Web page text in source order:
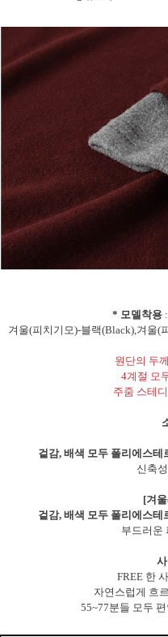
* 모델착용:
겨울(피치기모)-블랙(Black),겨울(
원단의 두
4계절 모
주줌 스테
겉감, 배색 모두 폴리에스
신축
[겨
겉감, 배색 모두 폴리에스
부드러운
FREE 한
자연스럽게 흐
55~77분들 모두